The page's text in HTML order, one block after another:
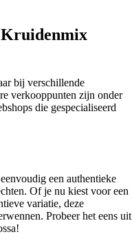
Kruidenmix
bij verschillende
verkooppunten zijn onder
die gespecialiseerd
een authentieke
Of je nu kiest voor een
variatie, deze
Probeer het eens uit